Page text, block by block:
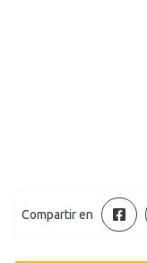
Compartir en